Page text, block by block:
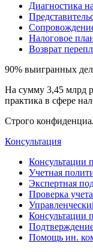
Диагностика
Налоговое
Возврат
90% выигранных дел
На сумму 3,45 млрд
практика в сфере
Строго
Консультация
Консультации
Учетная
Экспертная
Проверка
Консультации
Помощь ин.